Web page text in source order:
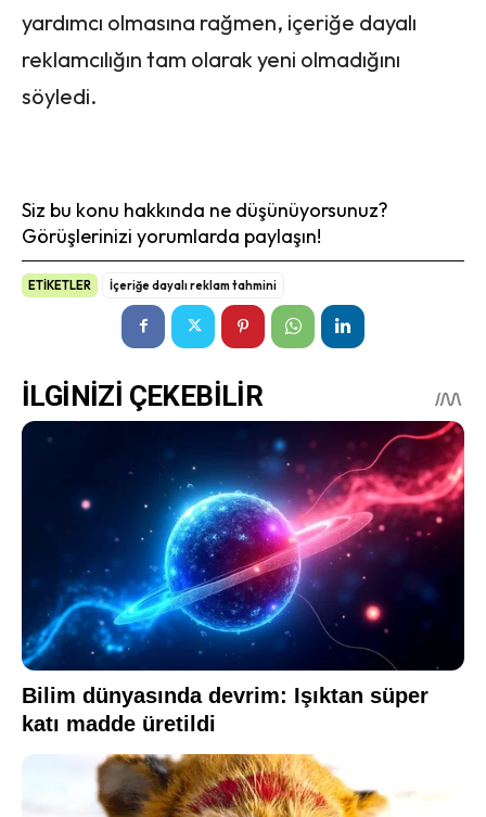
yardımcı olmasına rağmen, içeriğe dayalı
reklamcılığın tam olarak yeni olmadığını
söyledi.
Siz bu konu hakkında ne düşünüyorsunuz?
Görüşlerinizi yorumlarda paylaşın!
ETİKETLER İçeriğe dayalı reklam tahmini